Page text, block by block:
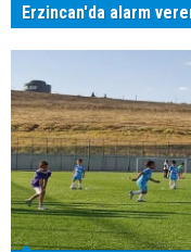
Erzincan'da alarm